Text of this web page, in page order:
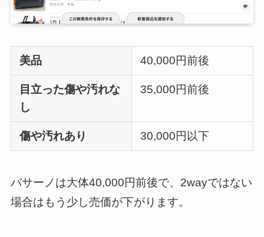
美品 40,000円前後
目立った傷や汚れな
し
35,000円前後
傷や汚れあり 30,000円以下
バサーノは大体40,000円前後で、2wayではない
場合はもう少し売価が下がります。